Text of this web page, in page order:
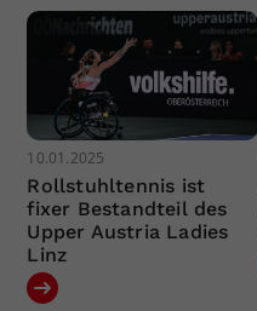
10.01.2025
Rollstuhltennis ist
fixer Bestandteil des
Upper Austria Ladies
Linz